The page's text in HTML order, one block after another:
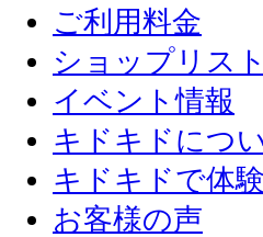
ご利用料金
ショップリスト
イベント情報
キドキドにつ
キドキドで体
お客様の声